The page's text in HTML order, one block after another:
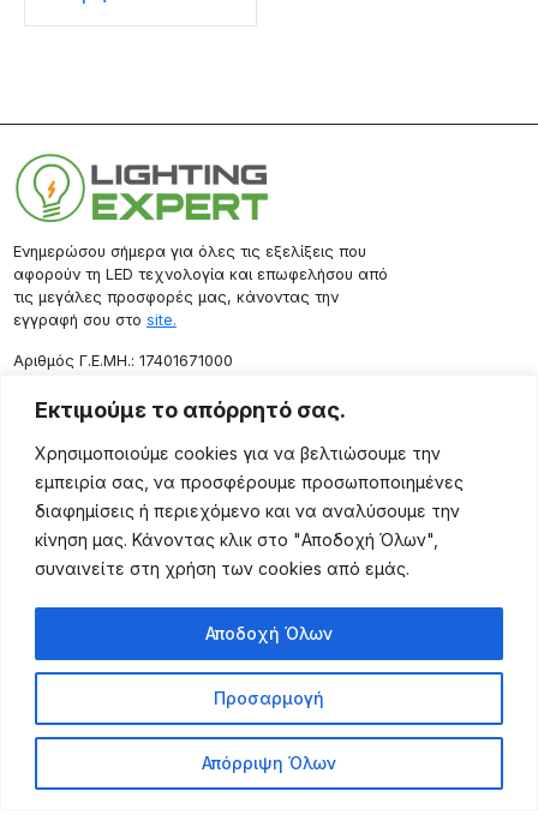
Εκτιμούμε το απόρρητό σας.
Χρησιμοποιούμε cookies για να βελτιώσουμε την
εμπειρία σας, να προσφέρουμε προσωποποιημένες
διαφημίσεις ή περιεχόμενο και να αναλύσουμε την
κίνηση μας. Κάνοντας κλικ στο "Αποδοχή Όλων",
συναινείτε στη χρήση των cookies από εμάς.
Προσαρμογή
Απόρριψη Όλων
Αποδοχή Όλων
Ενημερώσου σήμερα για όλες τις εξελίξεις που
αφορούν τη LED τεχνολογία και επωφελήσου από
τις μεγάλες προσφορές μας, κάνοντας την
εγγραφή σου στο site.
Aριθμός Γ.Ε.ΜΗ.: 17401671000
Επικοινωνία
Ρόδου 133, Αθήνα 10443
(+30) 211 725 5427
sales@lightingexpert.gr
Χρήσιμες Σελίδες
Προϊόντα
Τρόποι Αποστολής